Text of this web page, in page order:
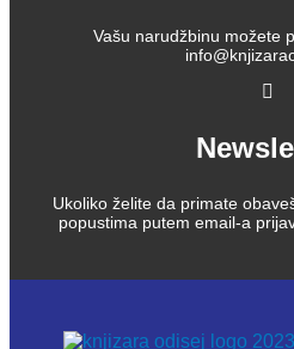
Vašu narudžbinu možete
Ukoliko želite da primate
popustima putem email-a